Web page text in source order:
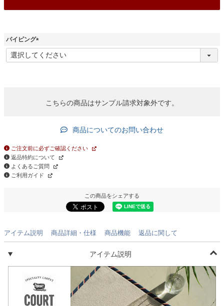
パイピング
(
必
こちらの商品はサンプル請求対象外です。
商品についてのお問い合わせ
ご注文前に必ずご確認ください
返品特約について
よくあるご質問
ご利用ガイド
この商品をシェアする
アイテム説明 商品詳細・仕様 商品機能 返品に関して
アイテム説明